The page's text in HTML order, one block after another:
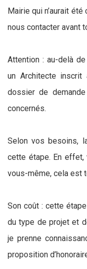
Mairie qui n’aurait
nous contacter avant
Attention : au-delà
un Architecte inscrit
dossier de
concernés.
Selon vos besoins,
cette étape. En
vous-même, cela est
Son coût : cette
du type de projet et
je prenne
proposition